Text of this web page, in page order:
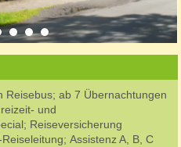
Reisebus; ab 7 Übernachtungen
und
Reiseversicherung
Assistenz A, B, C